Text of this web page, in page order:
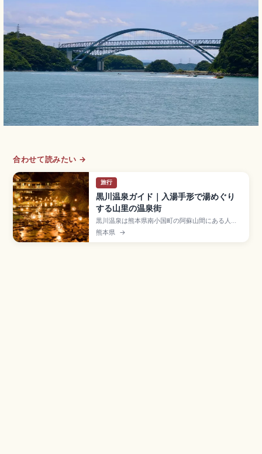
合わせて読みたい →
旅行
黒川温泉ガイド｜入湯手形で湯めぐり
する山里の温泉街
黒川温泉は熊本県南小国町の阿蘇山間にある人気
温泉地で、ミシュラン・グリーンガイド・ジャポ
ン二つ星の温泉街全体を「一つの旅館」と捉える
熊本県 →